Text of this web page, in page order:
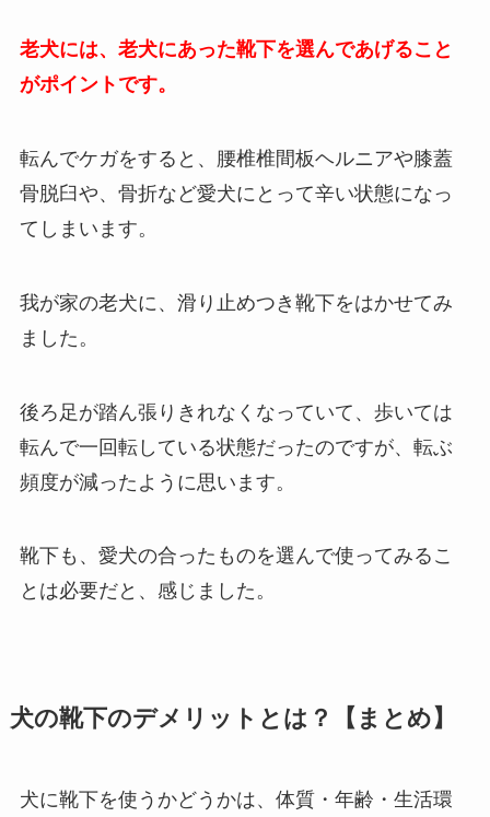
老犬には、老犬にあった靴下を選んであげること
がポイントです。
転んでケガをすると、腰椎椎間板ヘルニアや膝蓋
骨脱臼や、骨折など愛犬にとって辛い状態になっ
てしまいます。
我が家の老犬に、滑り止めつき靴下をはかせてみ
ました。
後ろ足が踏ん張りきれなくなっていて、歩いては
転んで一回転している状態だったのですが、転ぶ
頻度が減ったように思います。
靴下も、愛犬の合ったものを選んで使ってみるこ
とは必要だと、感じました。
犬の靴下のデメリットとは？【まとめ】
犬に靴下を使うかどうかは、体質・年齢・生活環